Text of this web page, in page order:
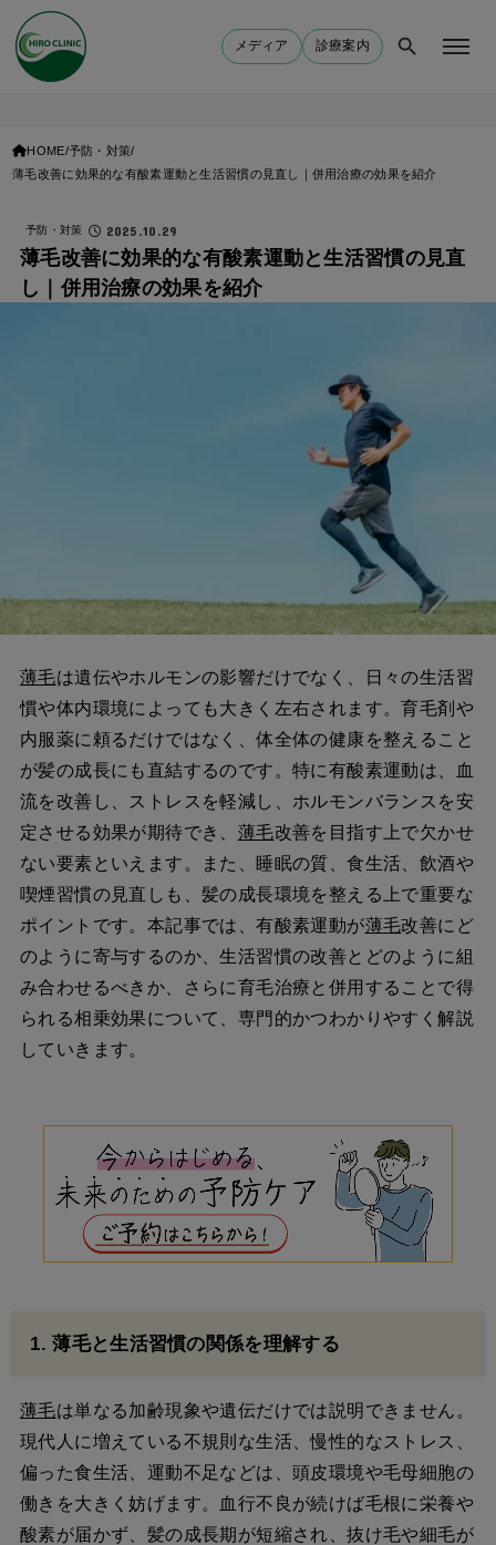
メディア 診療案内
HOME 予防・対策
薄毛改善に効果的な有酸素運動と生活習慣の見直し｜併用治療の効果を紹介
予防・対策 2025.10.29
薄毛改善に効果的な有酸素運動と生活習慣の見直
し｜併用治療の効果を紹介
薄毛は遺伝やホルモンの影響だけでなく、日々の生活習
慣や体内環境によっても大きく左右されます。育毛剤や
内服薬に頼るだけではなく、体全体の健康を整えること
が髪の成長にも直結するのです。特に有酸素運動は、血
流を改善し、ストレスを軽減し、ホルモンバランスを安
定させる効果が期待でき、 薄毛改善を目指す上で欠かせ
ない要素といえます。また、睡眠の質、食生活、飲酒や
喫煙習慣の見直しも、髪の成長環境を整える上で重要な
ポイントです。本記事では、有酸素運動が薄毛改善にど
のように寄与するのか、生活習慣の改善とどのように組
み合わせるべきか、さらに育毛治療と併用することで得
られる相乗効果について、専門的かつわかりやすく解説
していきます。
1. 薄毛と生活習慣の関係を理解する
薄毛は単なる加齢現象や遺伝だけでは説明できません。
現代人に増えている不規則な生活、慢性的なストレス、
偏った食生活、運動不足などは、頭皮環境や毛母細胞の
働きを大きく妨げます。血行不良が続けば毛根に栄養や
酸素が届かず、髪の成長期が短縮され、抜け毛や細毛が